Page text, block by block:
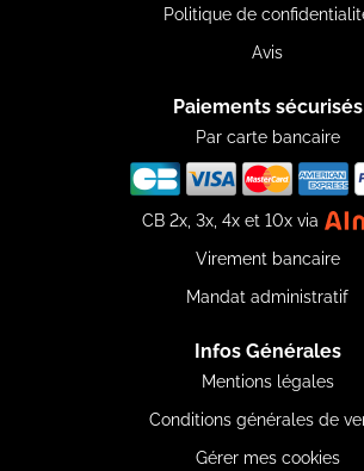
Politique de
Avis
Paiements sécurisés
Par carte bancaire
CB 2x, 3x, 4x et 10x via
Virement bancaire
Mandat administratif
Infos Générales
Mentions légales
Conditions générales de
Gérer mes cookies